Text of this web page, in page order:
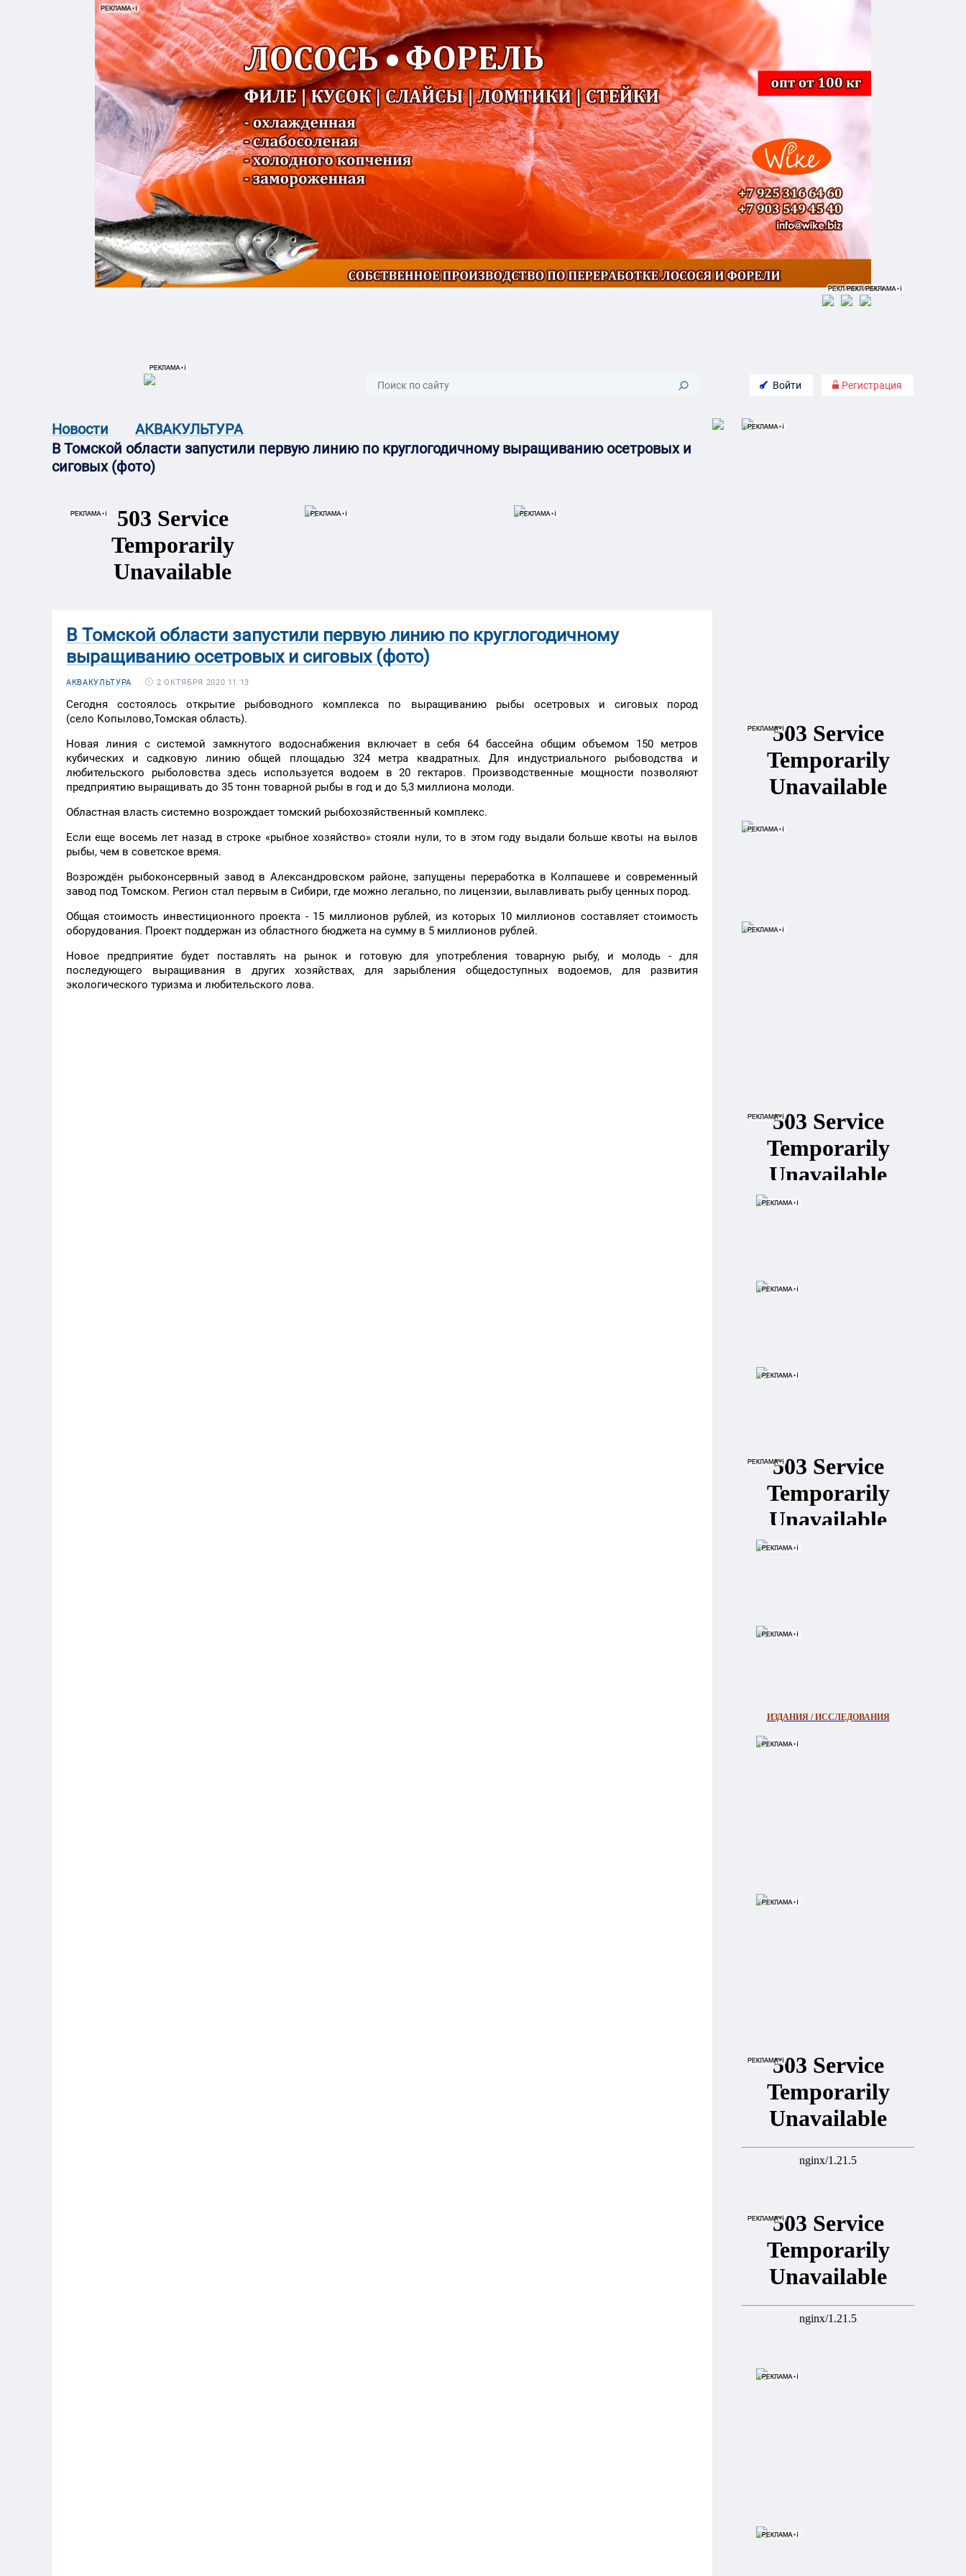
Войти Регистрация
Новости
АКВАКУЛЬТУРА
В Томской области запустили первую линию по круглогодичному выращиванию осетровых и
сиговых (фото)
В Томской области запустили первую линию по круглогодичному
выращиванию осетровых и сиговых (фото)
АКВАКУЛЬТУРА 2 ОКТЯБРЯ 2020 11:13
Сегодня состоялось открытие рыбоводного комплекса по выращиванию рыбы осетровых и сиговых пород
(село Копылово,Томская область).
Новая линия с системой замкнутого водоснабжения включает в себя 64 бассейна общим объемом 150 метров
кубических и садковую линию общей площадью 324 метра квадратных. Для индустриального рыбоводства и
любительского рыболовства здесь используется водоем в 20 гектаров. Производственные мощности позволяют
предприятию выращивать до 35 тонн товарной рыбы в год и до 5,3 миллиона молоди.
Областная власть системно возрождает томский рыбохозяйственный комплекс.
Если еще восемь лет назад в строке «рыбное хозяйство» стояли нули, то в этом году выдали больше квоты на вылов
рыбы, чем в советское время.
Возрождён рыбоконсервный завод в Александровском районе, запущены переработка в Колпашеве и современный
завод под Томском. Регион стал первым в Сибири, где можно легально, по лицензии, вылавливать рыбу ценных пород.
Общая стоимость инвестиционного проекта - 15 миллионов рублей, из которых 10 миллионов составляет стоимость
оборудования. Проект поддержан из областного бюджета на сумму в 5 миллионов рублей.
Новое предприятие будет поставлять на рынок и готовую для употребления товарную рыбу, и молодь - для
последующего выращивания в других хозяйствах, для зарыбления общедоступных водоемов, для развития
экологического туризма и любительского лова.
ИЗДАНИЯ / ИССЛЕДОВАНИЯ